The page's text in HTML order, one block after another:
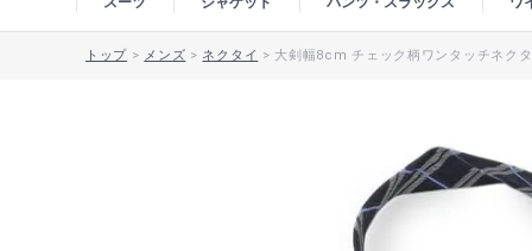
トップ > メンズ > ネクタイ > 大剣幅8cm チェック柄ワンタッチネク